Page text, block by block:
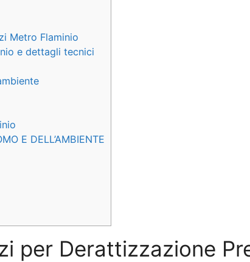
Metro Flaminio
e dettagli tecnici
E DELL’AMBIENTE
per Derattizzazione